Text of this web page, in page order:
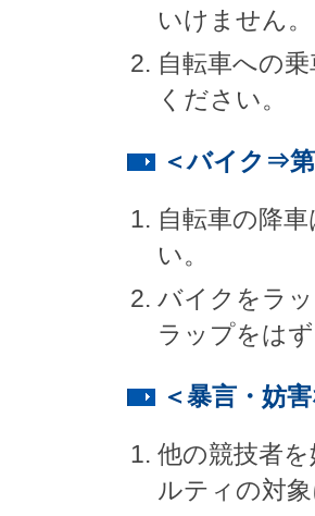
いけません。
自転車への
ください。
＜バイク⇒
自転車の降
い。
バイクをラ
ラップをは
＜暴言・妨
他の競技者
ルティの対